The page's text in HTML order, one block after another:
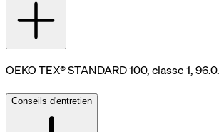
OEKO TEX® STANDARD 100, classe 1,
Conseils d'entretien